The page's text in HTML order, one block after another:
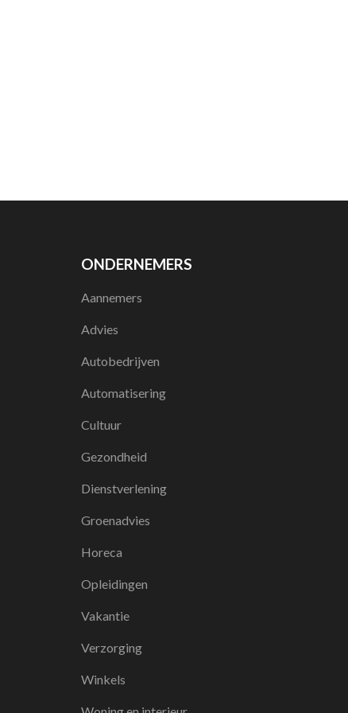
ONDERNEMERS
Aannemers
Advies
Autobedrijven
Automatisering
Cultuur
Gezondheid
Dienstverlening
Groenadvies
Horeca
Opleidingen
Vakantie
Verzorging
Winkels